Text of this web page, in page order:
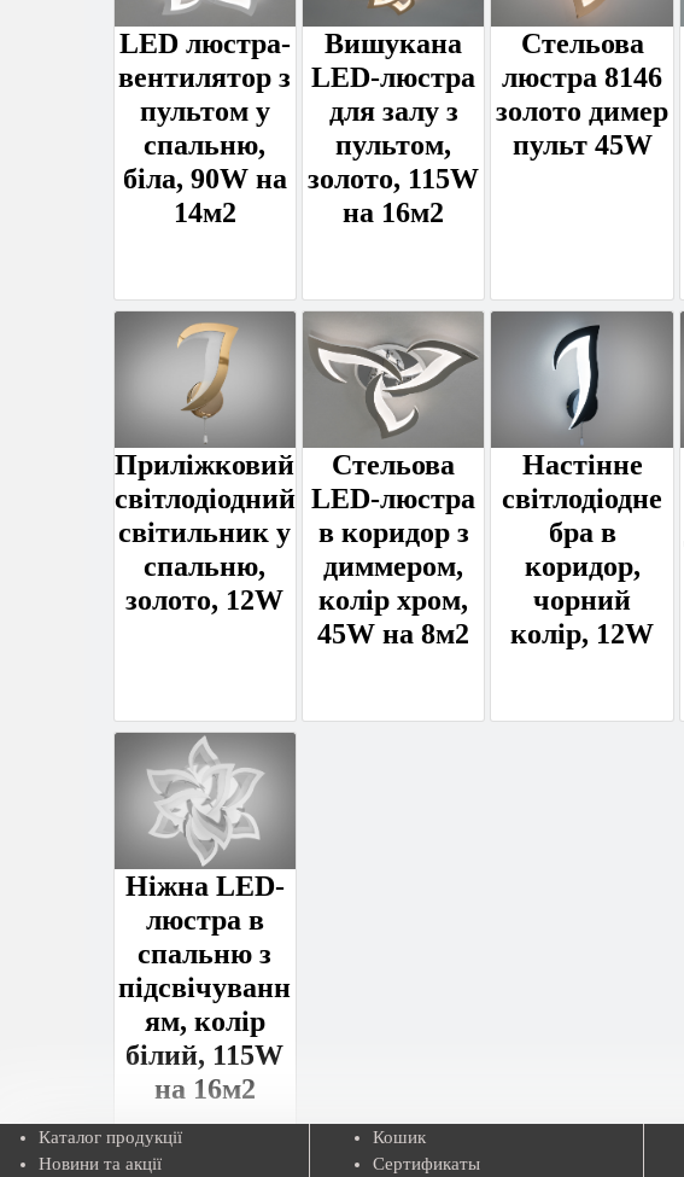
LED люстра-
вентилятор з
пультом у
спальню,
біла, 90W на
14м2
Вишукана
LED-люстра
для залу з
пультом,
золото, 115W
на 16м2
Стельова
люстра 8146
золото димер
пульт 45W
Приліжковий
світлодіодний
світильник у
спальню,
золото, 12W
Стельова
LED-люстра
в коридор з
диммером,
колір хром,
45W на 8м2
Настінне
світлодіодне
бра в
коридор,
чорний
колір, 12W
Ніжна LED-
люстра в
спальню з
підсвічуванн
ям, колір
білий, 115W
на 16м2
Каталог продукції
Новини та акції
Кошик
Сертификаты